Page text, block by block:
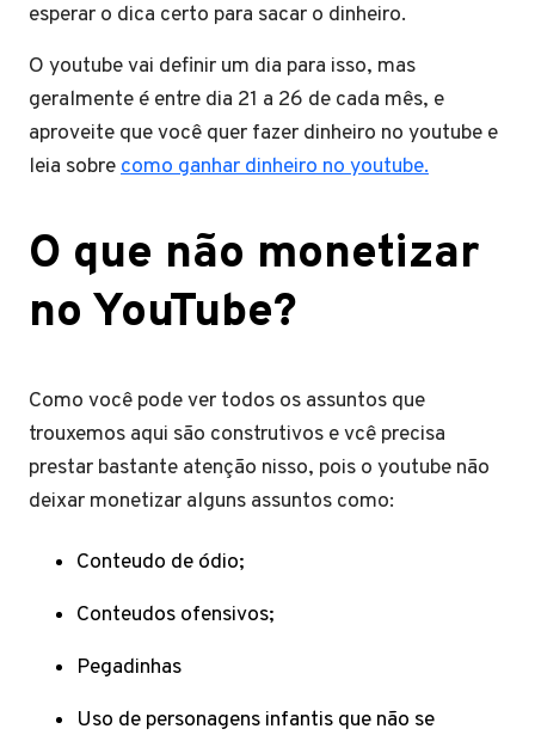
esperar o dica certo para sacar o dinheiro.
O youtube vai definir um dia para isso, mas
geralmente é entre dia 21 a 26 de cada mês, e
aproveite que você quer fazer dinheiro no youtube e
leia sobrecomo ganhar dinheiro no youtube.
O que não monetizar
no YouTube?
Como você pode ver todos os assuntos que
trouxemos aqui são construtivos e vcê precisa
prestar bastante atenção nisso, pois o youtube não
deixar monetizar alguns assuntos como:
Conteudo de ódio;
Conteudos ofensivos;
Pegadinhas
Uso de personagens infantis que não se